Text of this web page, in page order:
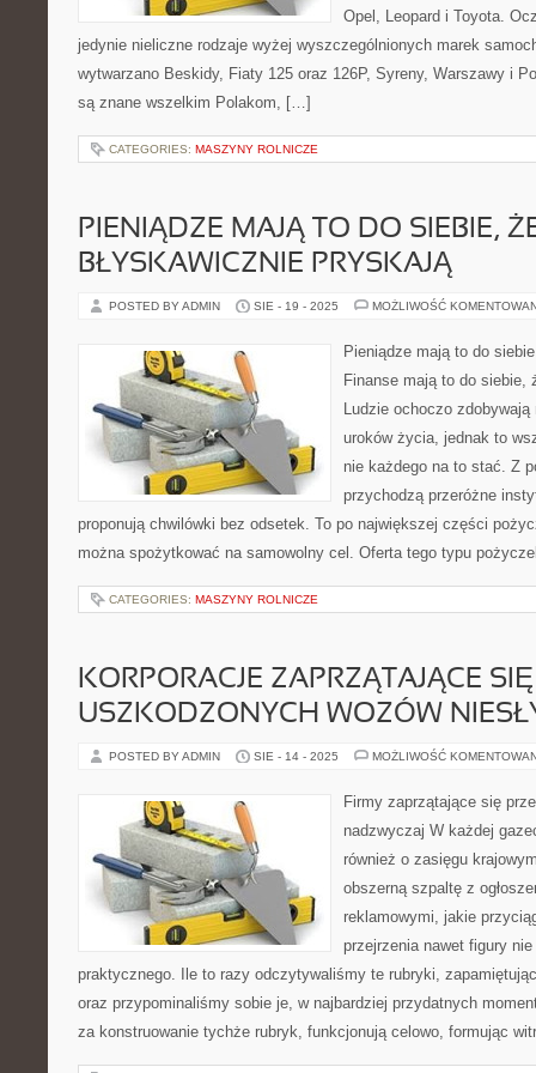
Opel, Leopard i Toyota.
jedynie nieliczne rodzaje wyżej wyszczególnionych marek
wytwarzano Beskidy, Fiaty 125 oraz 126P, Syreny, Warszawy i
są znane wszelkim Polakom, […]
CATEGORIES: MASZYNY ROLNICZE
PIENIĄDZE MAJĄ TO DO SIEBIE,
BŁYSKAWICZNIE PRYSKAJĄ
POSTED BY ADMIN SIE - 19 - 2025 MOŻLIWOŚĆ
Pieniądze mają to do
Finanse mają to do siebie,
Ludzie ochoczo
uroków życia, jednak to
nie każdego na to stać. Z
przychodzą przeróżne
proponują chwilówki bez odsetek. To po największej części
można spożytkować na samowolny cel. Oferta tego typu
CATEGORIES: MASZYNY ROLNICZE
KORPORACJE ZAPRZĄTAJĄCE
USZKODZONYCH WOZÓW
POSTED BY ADMIN SIE - 14 - 2025 MOŻLIWOŚĆ
Firmy zaprzątające się
nadzwyczaj W każdej
również o zasięgu
obszerną szpaltę z
reklamowymi, jakie
przejrzenia nawet figury
praktycznego. Ile to razy odczytywaliśmy te rubryki,
oraz przypominaliśmy sobie je, w najbardziej przydatnych
za konstruowanie tychże rubryk, funkcjonują celowo, formując